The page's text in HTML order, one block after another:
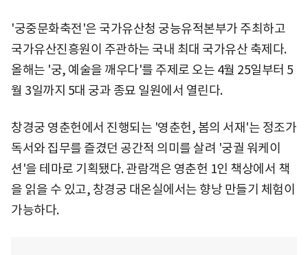
'궁중문화축전'은 국가유산청 궁능유적본부가 주최하고
국가유산진흥원이 주관하는 국내 최대 국가유산 축제다.
올해는 '궁, 예술을 깨우다'를 주제로 오는 4월 25일부터 5
월 3일까지 5대 궁과 종묘 일원에서 열린다.
창경궁 영춘헌에서 진행되는 '영춘헌, 봄의 서재'는 정조가
독서와 집무를 즐겼던 공간적 의미를 살려 '궁궐 워케이
션'을 테마로 기획됐다. 관람객은 영춘헌 1인 책상에서 책
을 읽을 수 있고, 창경궁 대온실에서는 향낭 만들기 체험이
가능하다.